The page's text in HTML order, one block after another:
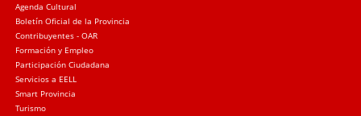
Agenda Cultural
Boletín Oficial de la Provincia
Contribuyentes - OAR
Formación y Empleo
Participación Ciudadana
Servicios a EELL
Smart Provincia
Turismo